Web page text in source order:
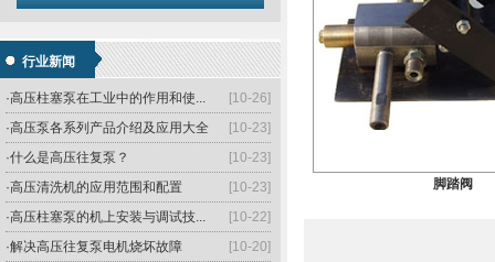
行业新闻
[10-26]
·简述高压往复泵用途及特点
[10-26]
·介绍高压柱塞泵的工作原理和过程
[10-26]
·高压柱塞泵在工业中的作用和使...
[10-23]
·高压泵各系列产品介绍及应用大全
[10-23]
·什么是高压往复泵？
[10-23]
·高压清洗机的应用范围和配置
[10-22]
·高压柱塞泵的机上安装与调试技...
[10-20]
·解决高压往复泵电机烧坏故障
脚踏阀